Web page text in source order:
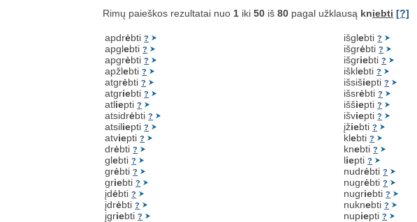
Rimų paieškos rezultatai nuo 1 iki50 iš80 pagal užklausą kniebti [?]
apdrėbti?
apglebti?
apgrėbti?
apžlebti?
atgrėbti?
atgriebti?
atliepti?
atsidrėbti?
atsiliepti?
atviepti?
drėbti?
glebti?
grėbti?
griebti?
įdėbti?
įdrėbti?
įgriebti?
išglebti?
išgrėbti?
išgriebti?
išklebti?
išsišiepti?
išsrėbti?
iššiepti?
išviepti?
įžiebti?
klebti?
knebti?
liepti?
nudrėbti?
nugrėbti?
nugriebti?
nuknebti?
nupiepti?